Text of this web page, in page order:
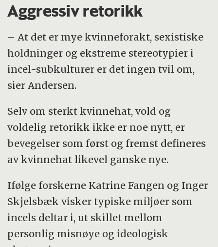
Aggressiv retorikk
– At det er mye kvinneforakt, sexistiske
holdninger og ekstreme stereotypier i
incel-subkulturer er det ingen tvil om,
sier Andersen.
Selv om sterkt kvinnehat, vold og
voldelig retorikk ikke er noe nytt, er
bevegelser som først og fremst defineres
av kvinnehat likevel ganske nye.
Ifølge forskerne Katrine Fangen og Inger
Skjelsbæk visker typiske miljøer som
incels deltar i, ut skillet mellom
personlig misnøye og ideologisk